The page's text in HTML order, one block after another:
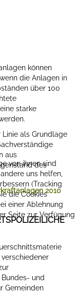
können
die Anlagen in
über 100
starke
als Grundlage
aus
des
2010
und
Gemeinden
von ihnen sind
uns helfen,
(Tracking
die Cookies
einer Ablehnung
Seite zur Verfügung